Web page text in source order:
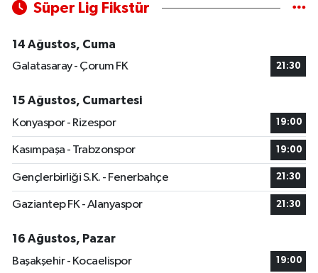
Süper Lig Fikstür
14 Ağustos, Cuma
Galatasaray - Çorum FK
21:30
15 Ağustos, Cumartesi
Konyaspor - Rizespor
19:00
Kasımpaşa - Trabzonspor 19:00
Gençlerbirliği S.K. - Fenerbahçe 21:30
Gaziantep FK - Alanyaspor 21:30
16 Ağustos, Pazar
Başakşehir - Kocaelispor
19:00